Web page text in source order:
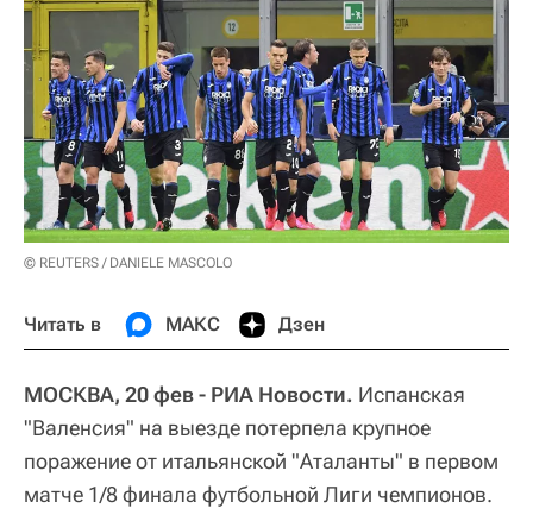
© REUTERS / DANIELE MASCOLO
Читать в МАКС Дзен
МОСКВА, 20 фев - РИА Новости. Испанская
"Валенсия" на выезде потерпела крупное
поражение от итальянской "Аталанты" в первом
матче 1/8 финала футбольной Лиги чемпионов.